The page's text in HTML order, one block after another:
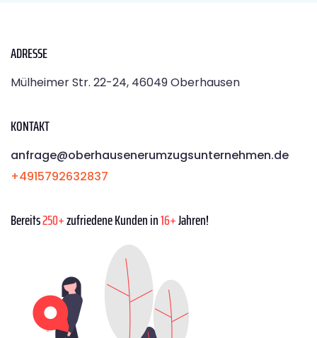
ADRESSE
Mülheimer Str. 22-24, 46049 Oberhausen
KONTAKT
anfrage@oberhausenerumzugsunternehmen.de
+4915792632837
Bereits250+zufriedene Kunden in16+Jahren!